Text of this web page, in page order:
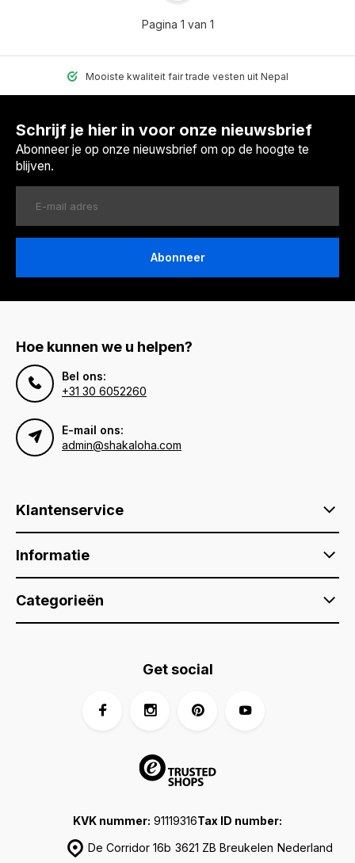
Pagina 1 van 1
Mooiste kwaliteit fair trade vesten uit Nepal
Schrijf je hier in voor onze nieuwsbrief
Abonneer je op onze nieuwsbrief om op de hoogte te
blijven.
Abonneer
Hoe kunnen we u helpen?
Bel ons:
+31 30 6052260
E-mail ons:
admin@shakaloha.com
Klantenservice
Informatie
Categorieën
De Corridor 16b 3621 ZB Breukelen Nederland
KVK nummer: 91119316Tax ID number:
Get social